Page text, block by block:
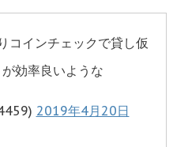
コインチェックで貸し仮
効率良いような
2019年4月20日